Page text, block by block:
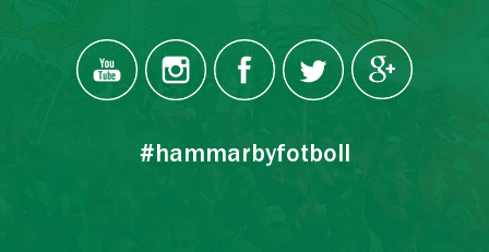
#hammarbyfotboll